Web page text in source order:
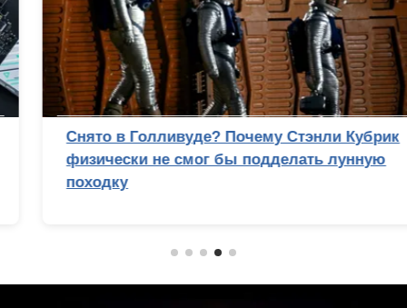
Снято в Голливуде? Почему Стэнли Кубрик
физически не смог бы подделать лунную
походку